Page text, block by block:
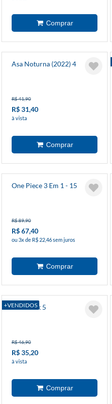
Asa Noturna (2022) 4
R$ 41,90
R$ 31,40
à vista
One Piece 3 Em 1 - 15
R$ 89,90
R$ 67,40
ou 3x de R$ 22,46 sem juros
+VENDIDOS
Blue Lock 5
R$ 46,90
R$ 35,20
à vista